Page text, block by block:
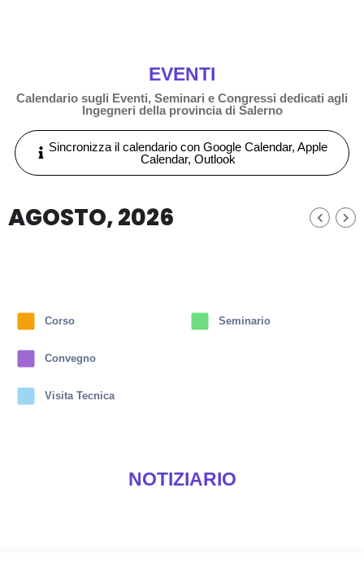
EVENTI
Calendario sugli Eventi, Seminari e Congressi dedicati agli
Ingegneri della provincia di Salerno
Sincronizza il calendario con Google Calendar, Apple
Calendar, Outlook
AGOSTO, 2026
Corso Seminario
Convegno
Visita Tecnica
NOTIZIARIO